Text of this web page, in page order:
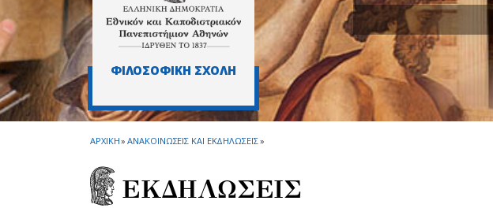
ΦΙΛΟΣΟΦΙΚΗ ΣΧΟΛΗ
ΑΡΧΙΚΗ» ΑΝΑΚΟΙΝΩΣΕΙΣ ΚΑΙ ΕΚΔΗΛΩΣΕΙΣ»
ΕΚΔΗΛΩΣΕΙΣ